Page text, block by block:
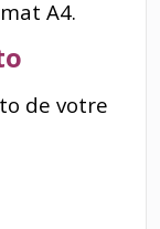
A4.
de votre